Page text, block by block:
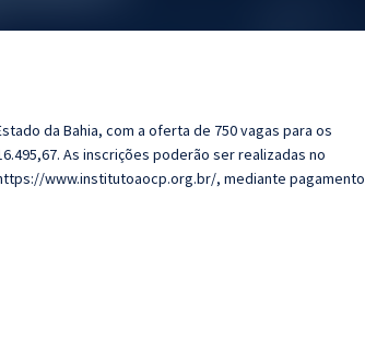
da Bahia, com a oferta de 750 vagas para os
As inscrições poderão ser realizadas no
www.institutoaocp.org.br/, mediante pagamento